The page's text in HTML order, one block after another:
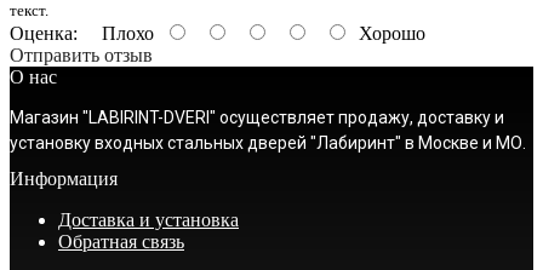
текст.
Оценка: Плохо
Хорошо
Отправить отзыв
О нас
Магазин "LABIRINT-DVERI" осуществляет продажу, доставку и
установку входных стальных дверей "Лабиринт" в Москве и МО.
Информация
Доставка и установка
Обратная связь